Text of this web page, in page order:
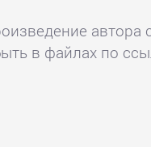
автора
в файлах по